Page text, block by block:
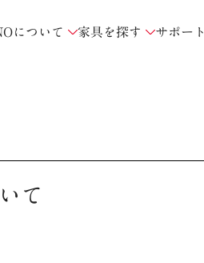
について 家具を探す サポート
て